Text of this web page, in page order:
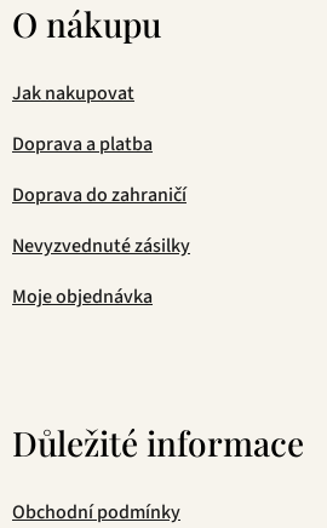
O nákupu
Jak nakupovat
Doprava a platba
Doprava do zahraničí
Nevyzvednuté zásilky
Moje objednávka
Důležité informace
Obchodní podmínky